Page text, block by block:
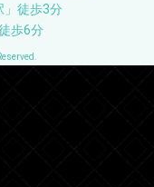
」徒歩3分
歩6分